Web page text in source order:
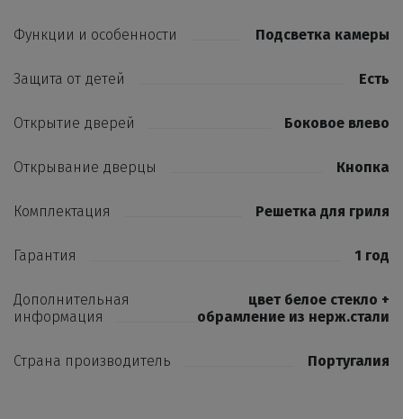
Функции и особенности Подсветка камеры
Защита от детей Есть
Открытие дверей Боковое влево
Открывание дверцы Кнопка
Комплектация Решетка для гриля
Гарантия 1 год
Дополнительная
информация
цвет белое стекло +
обрамление из нерж.стали
Страна производитель Португалия